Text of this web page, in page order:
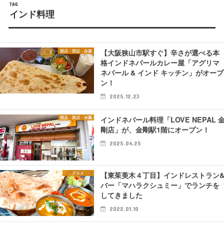
TAG
インド料理
開店・閉店・休業
【大阪狭山市駅すぐ】辛さが選べる本
格インドネパールカレー屋「アグリマ
ネパール & インド キッチン」がオープ
ン！
2025.12.23
開店・閉店・休業
インドネパール料理「LOVE NEPAL
剛店」が、金剛駅1階にオープン！
2025.04.25
グルメ
【東茱萸木４丁目】インドレストラン
バー「マハラクシュミー」でランチを
してきました
2022.01.10